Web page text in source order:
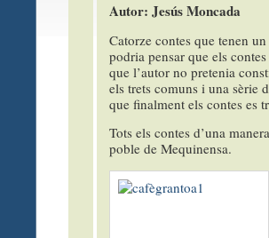
Autor: Jesús Moncada
Catorze contes que tenen
podria pensar que els
que l’autor no pretenia
els trets comuns i una sèrie
que finalment els contes es
Tots els contes d’una
poble de Mequinensa.